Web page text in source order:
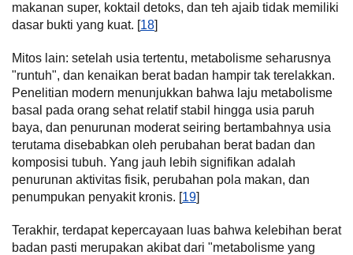
makanan super, koktail detoks, dan teh ajaib tidak memiliki
dasar bukti yang kuat. [18]
Mitos lain: setelah usia tertentu, metabolisme seharusnya
"runtuh", dan kenaikan berat badan hampir tak terelakkan.
Penelitian modern menunjukkan bahwa laju metabolisme
basal pada orang sehat relatif stabil hingga usia paruh
baya, dan penurunan moderat seiring bertambahnya usia
terutama disebabkan oleh perubahan berat badan dan
komposisi tubuh. Yang jauh lebih signifikan adalah
penurunan aktivitas fisik, perubahan pola makan, dan
penumpukan penyakit kronis. [19]
Terakhir, terdapat kepercayaan luas bahwa kelebihan berat
badan pasti merupakan akibat dari "metabolisme yang